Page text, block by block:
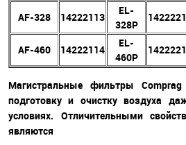
AF-328
14222113
EL-
328P
AF-460
14222114
EL-
460P
Магистральные фильтры
подготовку и очистку воздуха
условиях. Отличительными
являются